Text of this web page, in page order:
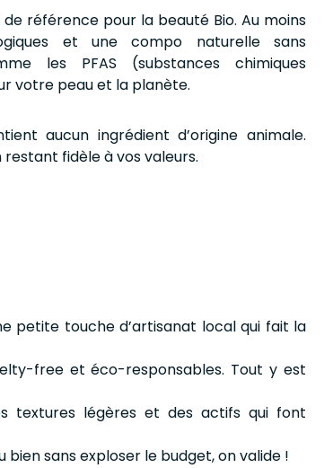
de référence pour la beauté Bio. Au moins
et une compo naturelle sans
les PFAS (substances chimiques
votre peau et la planète.
aucun ingrédient d’origine animale.
fidèle à vos valeurs.
petite touche d’artisanat local qui fait la
free et éco-responsables. Tout y est
textures légères et des actifs qui font
bien sans exploser le budget, on valide !